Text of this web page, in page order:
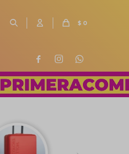
$ 0
  